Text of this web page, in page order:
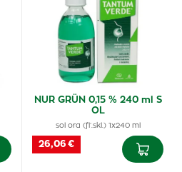
NUR GRÜN 0,15 % 240 ml S
OL
sol ora (fľ.skl.) 1x240 ml
26,06 €